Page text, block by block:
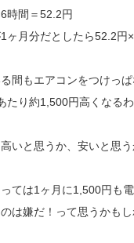
時間＝52.2円
ヶ月分だとしたら52.2円
間もエアコンをつけっ
たり約1,500円高くなるわ
いと思うか、安いと思
っては1ヶ月に1,500円も
のは嫌だ！って思うかもし